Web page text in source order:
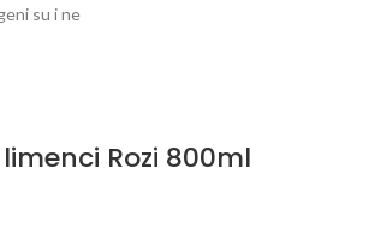
su i ne
Rozi 800ml